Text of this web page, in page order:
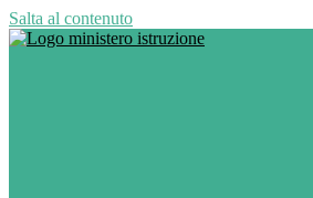
Salta al contenuto